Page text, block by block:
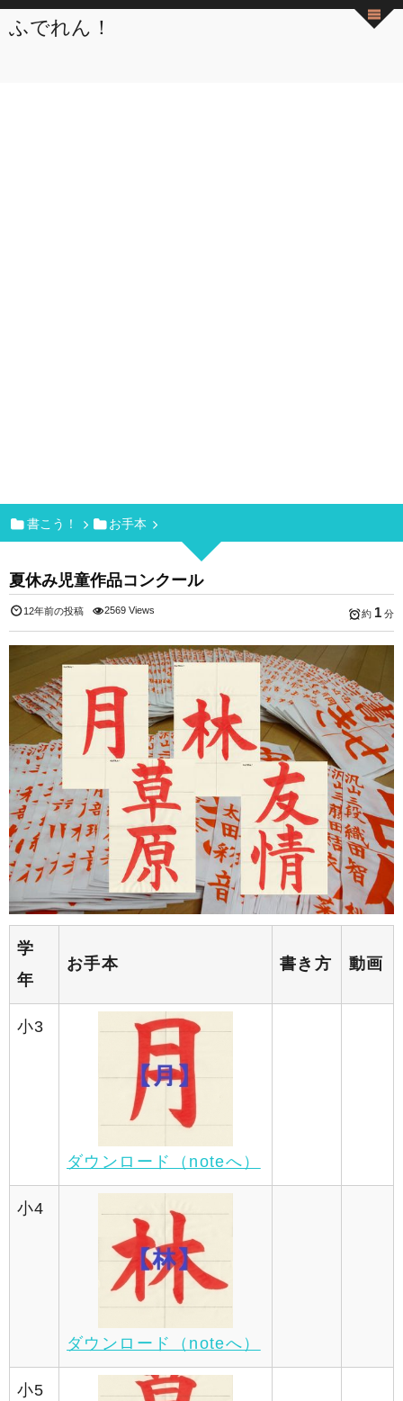
ふでれん！
書こう！ お手本
夏休み児童作品コンクール
12年前の投稿 2569 Views 約 1 分
学
年
お手本 書き方 動画
小3
ダウンロード（noteへ）
小4
ダウンロード（noteへ）
小5